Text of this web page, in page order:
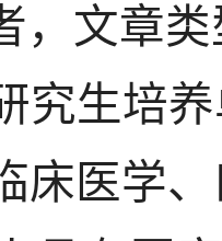
，文章
究生培
床医学